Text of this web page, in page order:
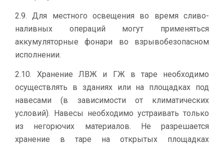
2.9. Для местного освещения во время сливо-
наливных операций могут применяться
аккумуляторные фонари во взрывобезопасном
исполнении.
2.10. Хранение ЛВЖ и ГЖ в таре необходимо
осуществлять в зданиях или на площадках под
навесами (в зависимости от климатических
условий). Навесы необходимо устраивать только
из негорючих материалов. Не разрешается
хранение в таре на открытых площадках